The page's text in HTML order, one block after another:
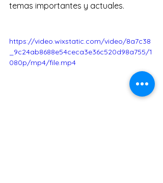
temas importantes y actuales.
https://video.wixstatic.com/video/8a7c38
_9c24ab8688e54ceca3e36c520d98a755/1
080p/mp4/file.mp4